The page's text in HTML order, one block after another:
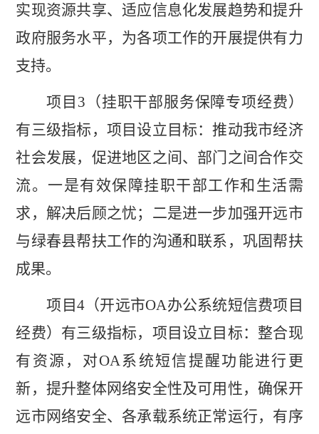
实现资源共享、适应信息化发展趋势和提升
政府服务水平，为各项工作的开展提供有力
支持。
项目 3 （挂职干部服务保障专项经费）
有三级指标，项目设立目标：推动我市经济
社会发展，促进地区之间、部门之间合作交
流。一是有效保障挂职干部工作和生活需
求，解决后顾之忧；二是进一步加强开远市
与绿春县帮扶工作的沟通和联系，巩固帮扶
成果。
项目 4（开远市OA办公系统短信费项目
经费）有三级指标，项目设立目标：整合现
有资源，对OA 系统短信提醒功能进行更
新，提升整体网络安全性及可用性，确保开
远市网络安全、各承载系统正常运行，有序